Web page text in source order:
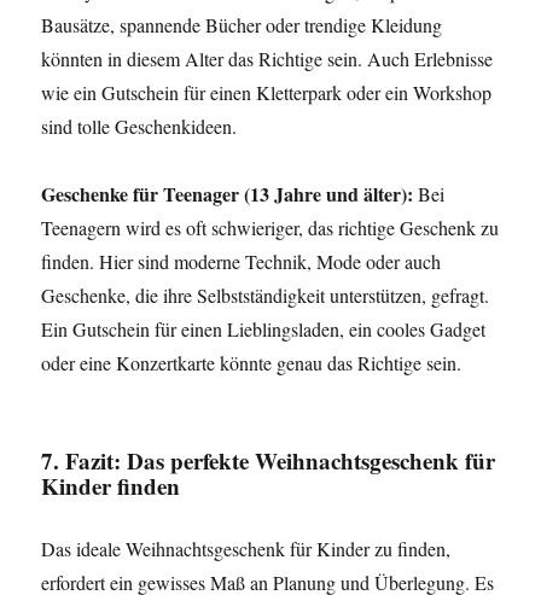
Bausätze, spannende Bücher oder trendige Kleidung
könnten in diesem Alter das Richtige sein. Auch Erlebnisse
wie ein Gutschein für einen Kletterpark oder ein Workshop
sind tolle Geschenkideen.
Geschenke für Teenager (13 Jahre und älter): Bei
Teenagern wird es oft schwieriger, das richtige Geschenk zu
finden. Hier sind moderne Technik, Mode oder auch
Geschenke, die ihre Selbstständigkeit unterstützen, gefragt.
Ein Gutschein für einen Lieblingsladen, ein cooles Gadget
oder eine Konzertkarte könnte genau das Richtige sein.
7. Fazit: Das perfekte Weihnachtsgeschenk für
Kinder finden
Das ideale Weihnachtsgeschenk für Kinder zu finden,
erfordert ein gewisses Maß an Planung und Überlegung. Es